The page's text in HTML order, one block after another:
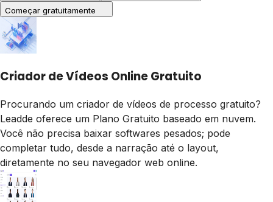
Começar gratuitamente
Criador de Vídeos Online Gratuito
Procurando um criador de vídeos de processo gratuito?
Leadde oferece um Plano Gratuito baseado em nuvem.
Você não precisa baixar softwares pesados; pode
completar tudo, desde a narração até o layout,
diretamente no seu navegador web online.